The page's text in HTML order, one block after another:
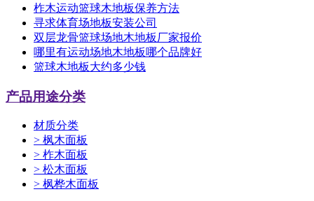
柞木运动篮球木地板保养方法
寻求体育场地板安装公司
双层龙骨篮球场地木地板厂家报价
哪里有运动场地木地板哪个品牌好
篮球木地板大约多少钱
产品用途分类
材质分类
> 枫木面板
> 柞木面板
> 松木面板
> 枫桦木面板